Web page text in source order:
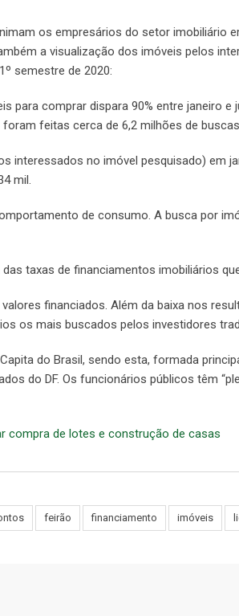
os empresários do setor imobiliário
a visualização dos imóveis pelos
semestre de 2020:
para comprar dispara 90% entre janeiro
feitas cerca de 6,2 milhões de
interessados no imóvel pesquisado) em
mil.
de consumo. A busca por
das taxas de financiamentos imobiliários
financiados. Além da baixa nos
os mais buscados pelos investidores
do Brasil, sendo esta, formada
do DF. Os funcionários públicos têm
compra de lotes e construção de casas
feirão financiamento imóveis